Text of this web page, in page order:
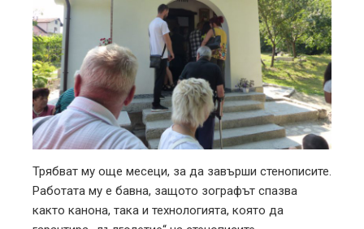
Трябват му още месеци, за да завърши стенописите.
Работата му е бавна, защото зографът спазва
както канона, така и технологията, която да